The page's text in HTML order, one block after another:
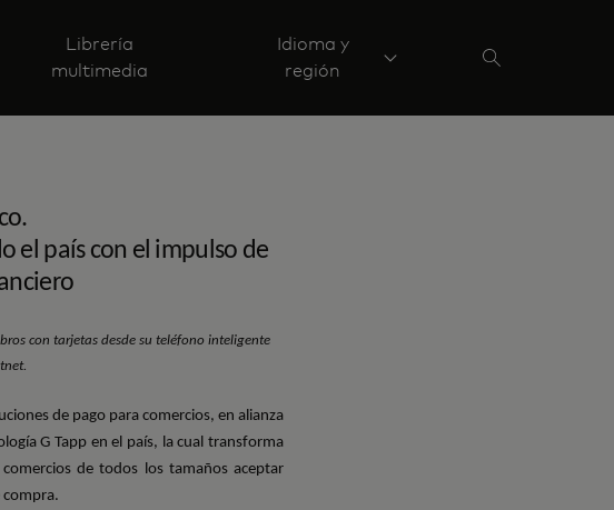
Librería
multimedia
Idioma y
región
el país con el impulso de
con tarjetas desde su teléfono inteligente
de pago para comercios, en alianza
G Tapp en el país, la cual transforma
de todos los tamaños aceptar
compra.